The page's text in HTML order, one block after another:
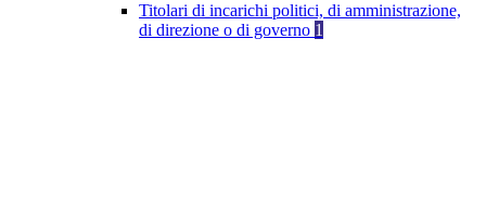
Titolari di incarichi politici, di amministrazione,
di direzione o di governo 1